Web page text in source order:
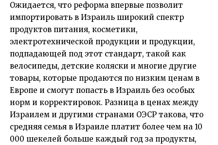
Ожидается, что реформа впервые позволит
импортировать в Израиль широкий спектр
продуктов питания, косметики,
электротехнической продукции и продукции,
подпадающей под этот стандарт, такой как
велосипеды, детские коляски и многие другие
товары, которые продаются по низким ценам в
Европе и смогут попасть в Израиль без особых
норм и корректировок. Разница в ценах между
Израилем и другими странами ОЭСР такова, что
средняя семья в Израиле платит более чем на 10
000 шекелей больше каждый год за продукты,